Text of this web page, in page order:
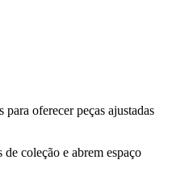
oferecer peças ajustadas
coleção e abrem espaço